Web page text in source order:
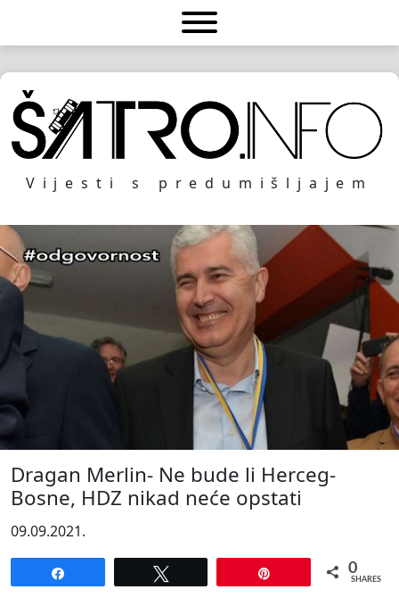
Vijesti s predumišljajem
Dragan Merlin- Ne bude li Herceg-
Bosne, HDZ nikad neće opstati
09.09.2021.
0
SHARES